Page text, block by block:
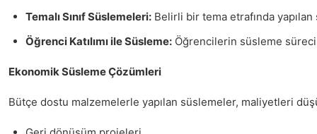
Temalı Sınıf Süslemeleri: Belirli bir tema etrafında
Öğrenci Katılımı ile Süsleme: Öğrencilerin süsleme
Ekonomik Süsleme Çözümleri
Bütçe dostu malzemelerle yapılan süslemeler, maliyetleri